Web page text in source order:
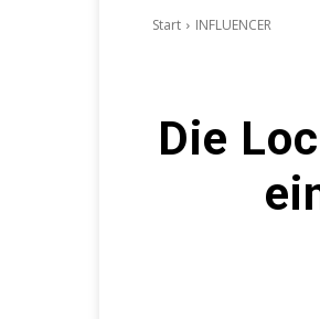
Start INFLUENCER
Die